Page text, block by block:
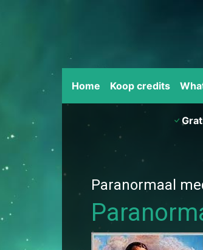
Home Koop credits
Paranormaal